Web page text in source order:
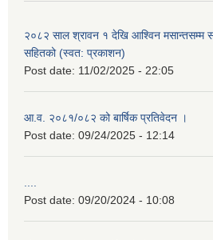
२०८२ साल श्रावन १ देखि आश्विन मसान्तसम्म
सहितको (स्वत: प्रकाशन)
Post date: 11/02/2025 - 22:05
आ.व. २०८१/०८२ को बार्षिक प्रतिवेदन ।
Post date: 09/24/2025 - 12:14
....
Post date: 09/20/2024 - 10:08